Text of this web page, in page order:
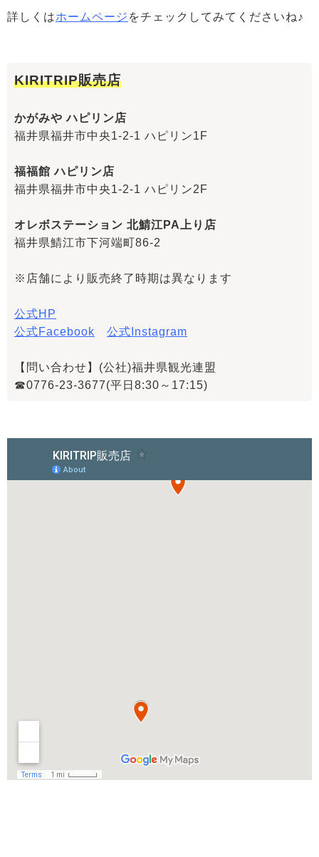
詳しくはホームページ をチェックしてみてくださいね♪
KIRITRIP販売店
かがみや ハピリン店
福井県福井市中央1-2-1 ハピリン1F
福福館 ハピリン店
福井県福井市中央1-2-1 ハピリン2F
オレボステーション 北鯖江PA上り店
福井県鯖江市下河端町86-2
※店舗により販売終了時期は異なります
公式HP
公式Facebook
公式Instagram
【問い合わせ】(公社)福井県観光連盟
☎0776-23-3677(平日8:30～17:15)